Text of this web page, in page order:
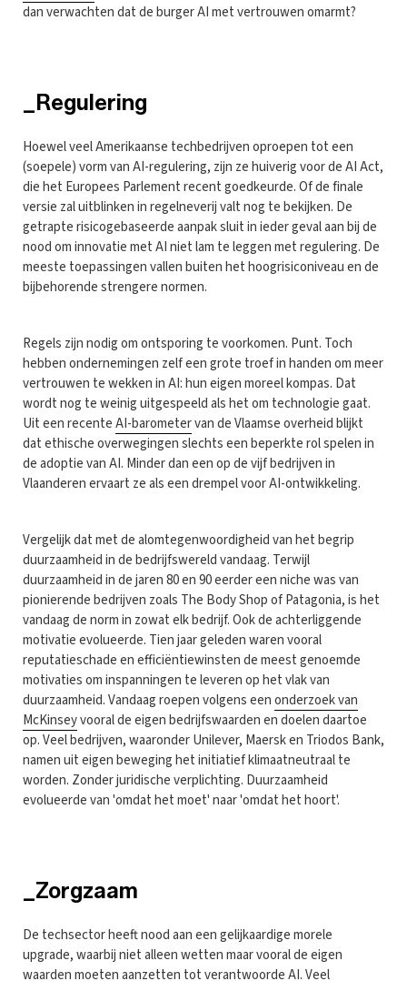
dan verwachten dat de burger AI met vertrouwen omarmt?
_Regulering
Hoewel veel Amerikaanse techbedrijven oproepen tot een
(soepele) vorm van AI-regulering, zijn ze huiverig voor de AI Act,
die het Europees Parlement recent goedkeurde. Of de finale
versie zal uitblinken in regelneverij valt nog te bekijken. De
getrapte risicogebaseerde aanpak sluit in ieder geval aan bij de
nood om innovatie met AI niet lam te leggen met regulering. De
meeste toepassingen vallen buiten het hoogrisiconiveau en de
bijbehorende strengere normen.
Regels zijn nodig om ontsporing te voorkomen. Punt. Toch
hebben ondernemingen zelf een grote troef in handen om meer
vertrouwen te wekken in AI: hun eigen moreel kompas. Dat
wordt nog te weinig uitgespeeld als het om technologie gaat.
Uit een recenteAI-barometervan de Vlaamse overheid blijkt
dat ethische overwegingen slechts een beperkte rol spelen in
de adoptie van AI. Minder dan een op de vijf bedrijven in
Vlaanderen ervaart ze als een drempel voor AI-ontwikkeling.
Vergelijk dat met de alomtegenwoordigheid van het begrip
duurzaamheid in de bedrijfswereld vandaag. Terwijl
duurzaamheid in de jaren 80 en 90 eerder een niche was van
pionierende bedrijven zoals The Body Shop of Patagonia, is het
vandaag de norm in zowat elk bedrijf. Ook de achterliggende
motivatie evolueerde. Tien jaar geleden waren vooral
reputatieschade en efficiëntiewinsten de meest genoemde
motivaties om inspanningen te leveren op het vlak van
duurzaamheid. Vandaag roepen volgens eenonderzoek van
McKinseyvooral de eigen bedrijfswaarden en doelen daartoe
op. Veel bedrijven, waaronder Unilever, Maersk en Triodos Bank,
namen uit eigen beweging het initiatief klimaatneutraal te
worden. Zonder juridische verplichting. Duurzaamheid
evolueerde van 'omdat het moet' naar 'omdat het hoort'.
_Zorgzaam
De techsector heeft nood aan een gelijkaardige morele
upgrade, waarbij niet alleen wetten maar vooral de eigen
waarden moeten aanzetten tot verantwoorde AI. Veel